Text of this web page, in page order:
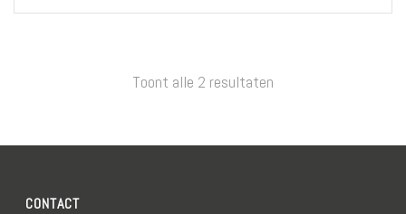
€59.00
Toont alle 2 resultaten
CONTACT